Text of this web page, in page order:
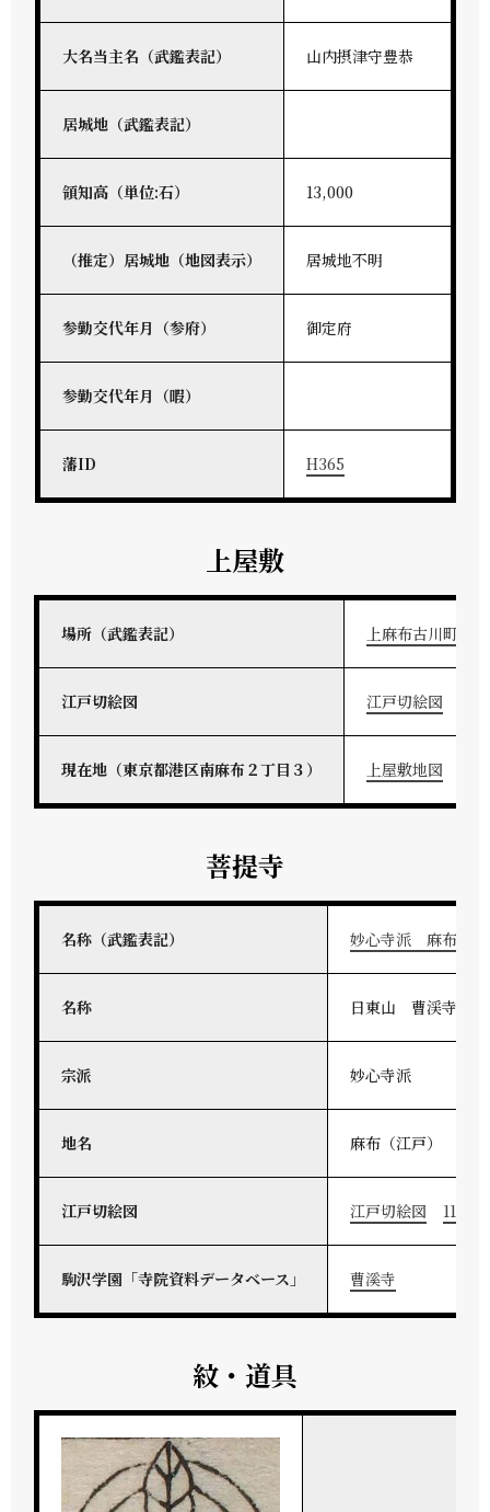
大名当主名（武鑑表記） 山内摂津守豊恭
居城地（武鑑表記）
領知高（単位:石） 13,000
（推定）居城地（地図表示） 居城地不明
参勤交代年月（参府） 御定府
参勤交代年月（暇）
藩ID H365
上屋敷
場所（武鑑表記） 上麻布古川町大
江戸切絵図 江戸切絵図
現在地（東京都港区南麻布２丁目３） 上屋敷地図
菩提寺
名称（武鑑表記） 妙心寺派 麻布
名称 日東山 曹渓寺
宗派 妙心寺派
地名 麻布（江戸）
江戸切絵図 江戸切絵図 11-248
駒沢学園「寺院資料データベース」 曹溪寺
紋・道具